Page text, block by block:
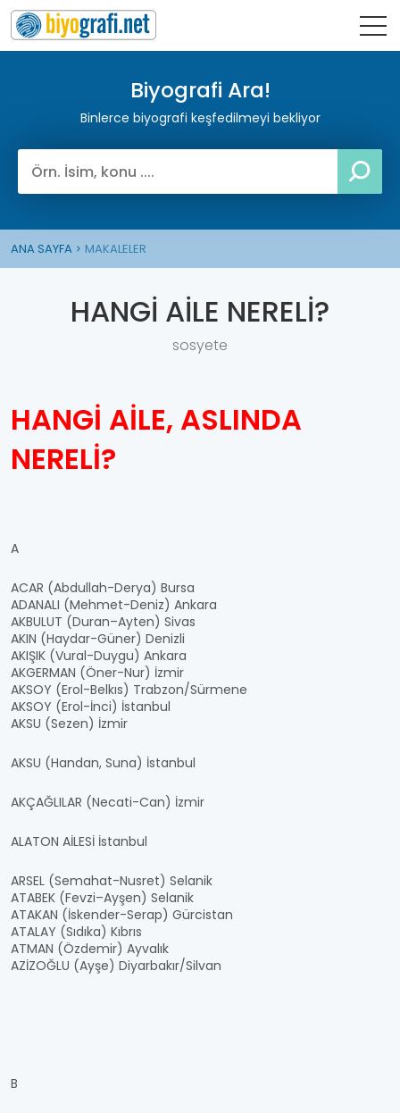
Biyografi Ara!
Binlerce biyografi keşfedilmeyi bekliyor
ANA SAYFA MAKALELER
HANGİ AİLE NERELİ?
sosyete
HANGİ AİLE, ASLINDA
NERELİ?
A
ACAR (Abdullah-Derya) Bursa
ADANALI (Mehmet-Deniz) Ankara
AKBULUT (Duran–Ayten) Sivas
AKIN (Haydar-Güner) Denizli
AKIŞIK (Vural-Duygu) Ankara
AKGERMAN (Öner-Nur) İzmir
AKSOY (Erol-Belkıs) Trabzon/Sürmene
AKSOY (Erol-İnci) İstanbul
AKSU (Sezen) İzmir
AKSU (Handan, Suna) İstanbul
AKÇAĞLILAR (Necati-Can) İzmir
ALATON AİLESİ İstanbul
ARSEL (Semahat-Nusret) Selanik
ATABEK (Fevzi–Ayşen) Selanik
ATAKAN (İskender-Serap) Gürcistan
ATALAY (Sıdıka) Kıbrıs
ATMAN (Özdemir) Ayvalık
AZİZOĞLU (Ayşe) Diyarbakır/Silvan
B